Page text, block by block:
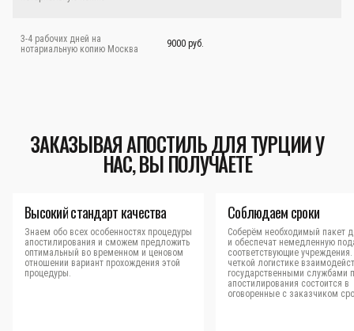
3-4 рабочих дней на
нотариальную копию Москва
9000 руб.
ЗАКАЗЫВАЯ АПОСТИЛЬ ДЛЯ ТУРЦИИ У
НАС, ВЫ ПОЛУЧАЕТЕ
Высокий стандарт качества
Знаем обо всех особенностях процедуры
апостилирования и сможем предложить
оптимальный во временном и ценовом
отношении вариант прохождения этой
процедуры.
Соблюдаем сроки
Соберём необходимый пакет
и обеспечат немедленную
соответствующие
четкой логистике
государственными службами
апостилирования состоится в
оговоренные с заказчиком